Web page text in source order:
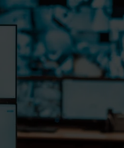
Karinthy
Az ördög még